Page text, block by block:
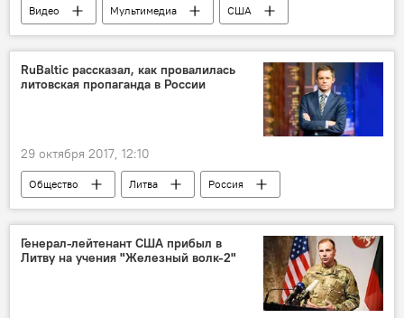
Видео Мультимедиа
США
угон
RuBaltic рассказал, как провалилась
литовская пропаганда в России
29 октября 2017, 12:10
Общество Литва
Россия
Андрюс Тапинас
Генерал-лейтенант США прибыл в
Литву на учения "Железный волк-2"